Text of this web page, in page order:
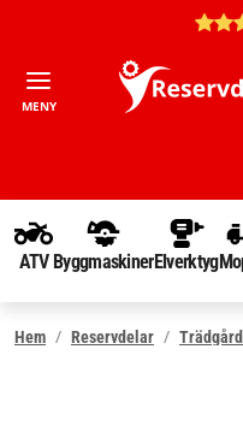
MENY
ATV ByggmaskinerElverktyg
Hem Reservdelar